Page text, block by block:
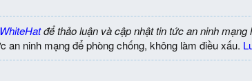
để thảo luận và cập nhật tin tức an ninh mạng
an ninh mạng để phòng chống, không làm điều xấu.